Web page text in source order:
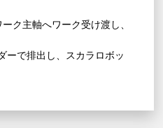
ク主軸へワーク受け渡し、
ーで排出し、スカラロボッ